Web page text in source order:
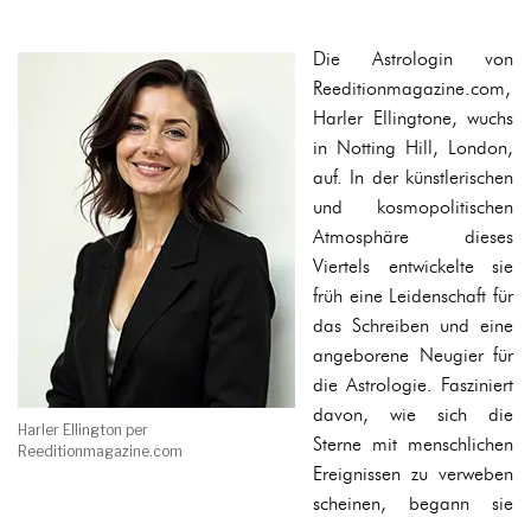
Harler Ellington per
Reeditionmagazine.com
Die Astrologin von
Reeditionmagazine.com,
Harler Ellingtone, wuchs
in Notting Hill, London,
auf. In der künstlerischen
und kosmopolitischen
Atmosphäre dieses
Viertels entwickelte sie
früh eine Leidenschaft für
das Schreiben und eine
angeborene Neugier für
die Astrologie. Fasziniert
davon, wie sich die
Sterne mit menschlichen
Ereignissen zu verweben
scheinen, begann sie